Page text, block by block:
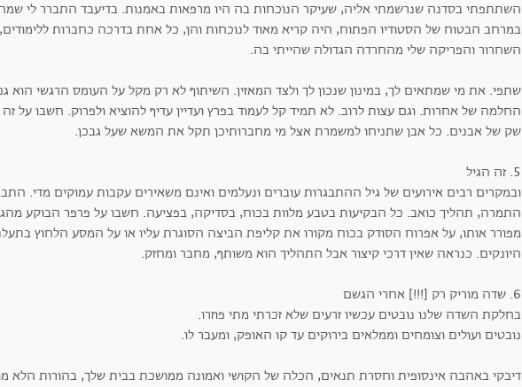
השתתפתי בסדנה שנרשמתי אליה, שעיקר הנוכחות בה היו מרפאות באמנות. בדיעבד התברר לי
במרחב הבטוח של הסטודיו הפתוח, היה קריא מאוד לנוכחות והן, כל אחת בדרכה כחברות
השחרור והפריקה שלי מהחרדה הגדולה שהייתי בה.
שתפי. את מי שמתאים לך, במינון שנכון לך ולצד המאזין. השיתוף לא רק מקל על העומס הרגשי הוא
החלמה של אחרות. וגם עצות לרוב. לא תמיד קל לעמוד בפרץ ועדיין עדיף להוציא ולפרוק. חשבו על זה
שק של אבנים. כל אבן שתניחו למשמרת אצל מי מחברותיכן תקל את המשא שעל גבכן.
5. זה הגיל
ובמקרים רבים אירועים של גיל ההתבגרות עוברים ונעלמים ואינם משאירים עקבות עמוקים מדי.
התמרה, תהליך כואב. כל הבקיעות בטבע מלוות בכוח, בסדיקה, בפציעה. חשבו על פרפר הבוקע
מפורר אותו, על אפרוח הסודק בכוח מקורו את קליפת הביצה הסוגרת עליו או על המסע הלחוץ
היונקים. כנראה שאין דרכי קיצור אבל התהליך הוא משותף, מחבר ומחזק.
6. שדה מוריק רק [!!!] אחרי הגשם
בחלקת השדה שלנו נובטים עכשיו זרעים שלא זכרתי מתי פוזרו.
נובטים ועולים וצומחים וממלאים בירוקים עד קו האופק, ומעבר לו.
דיבקי באהבה אינסופית וחסרת תנאים, הכלה של הקושי ואמונה ממושכת בבית שלך, בהורות הלא